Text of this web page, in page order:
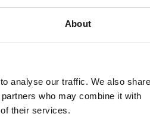
About
analyse our traffic. We also share
who may combine it with
their services.